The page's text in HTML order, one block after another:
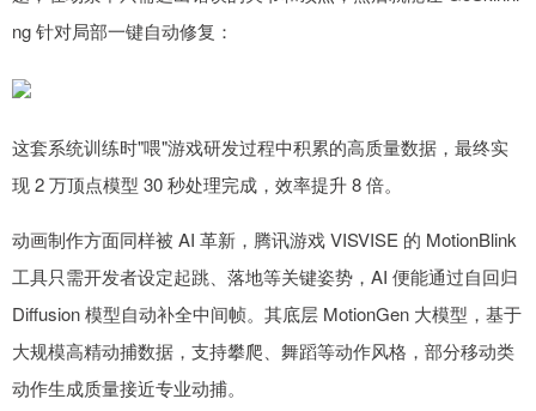
ng 针对局部一键自动修复：
这套系统训练时"喂"游戏研发过程中积累的高质量数据，最终实
现 2 万顶点模型 30 秒处理完成，效率提升 8 倍。
动画制作方面同样被 AI 革新，腾讯游戏 VISVISE 的 MotionBlink
工具只需开发者设定起跳、落地等关键姿势，AI 便能通过自回归
Diffusion 模型自动补全中间帧。其底层 MotionGen 大模型，基于
大规模高精动捕数据，支持攀爬、舞蹈等动作风格，部分移动类
动作生成质量接近专业动捕。